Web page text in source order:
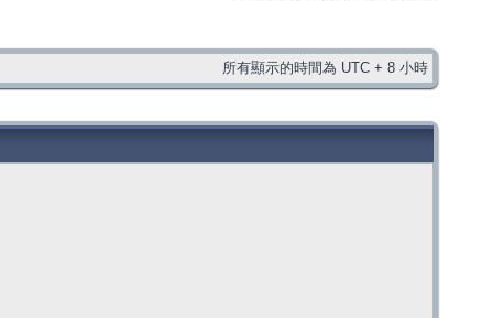
所有顯示的時間為 UTC + 8 小時